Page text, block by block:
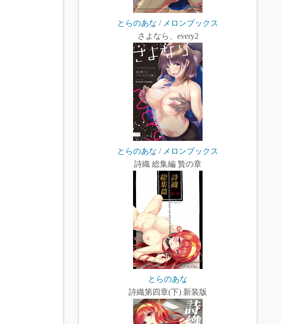
とらのあな / メロンブックス
さよなら、every2
とらのあな / メロンブックス
詩織 総集編 贄の章
とらのあな
詩織第四章(下) 新装版